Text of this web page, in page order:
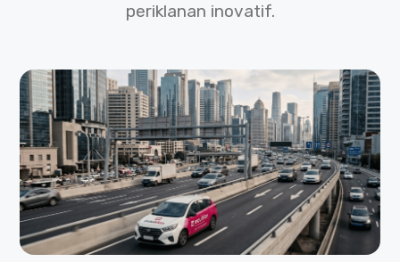
periklanan inovatif.